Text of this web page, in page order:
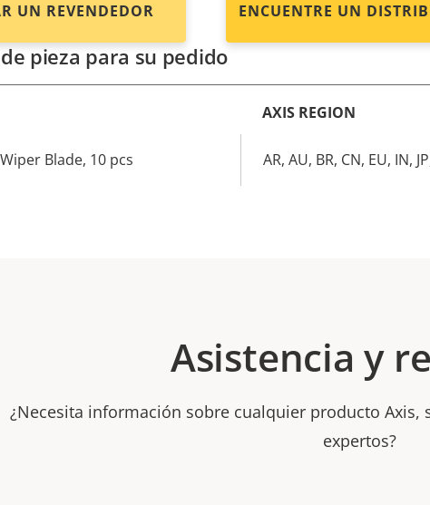
UN REVENDEDOR ENCUENTRE UN
pieza para su pedido
AXIS REGION
Blade, 10 pcs AR, AU, BR, CN, EU, IN,
Asistencia y
¿Necesita información sobre cualquier producto Axis,
expertos?